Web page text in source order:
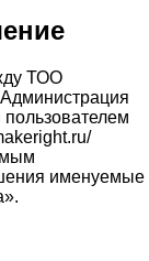
ТОО
именуемые